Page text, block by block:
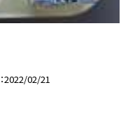
2022/02/21